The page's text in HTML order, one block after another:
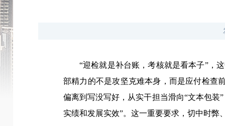
“迎检就是补台账，考核就是看本子”，
部精力的不是攻坚克难本身，而是应付检查
偏离到写没写好，从实干担当滑向“文本包
实绩和发展实效”。这一重要要求，切中时